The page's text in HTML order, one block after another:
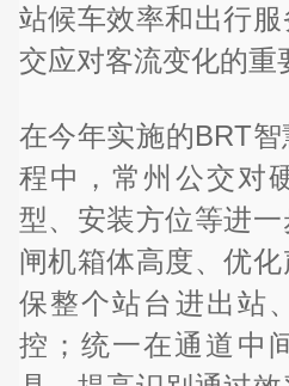
站候车效率和出行
交应对客流变化的重
在今年实施的BRT
程中，常州公交对
型、安装方位等进
闸机箱体高度、优
保整个站台进出站
控；统一在通道中